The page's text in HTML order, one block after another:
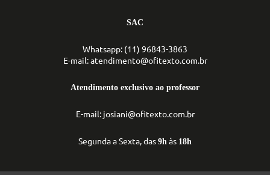
SAC
Whatsapp: (11) 96843-3863
E-mail: atendimento@ofitexto.com.br
Atendimento exclusivo ao professor
E-mail: josiani@ofitexto.com.br
Segunda a Sexta, das 9h às 18h